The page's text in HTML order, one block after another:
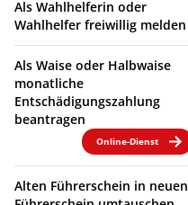
Als Wahlhelferin oder
Wahlhelfer freiwillig melden
Als Waise oder Halbwaise
monatliche
Entschädigungszahlung
beantragen
Online-Dienst
Alten Führerschein in neuen